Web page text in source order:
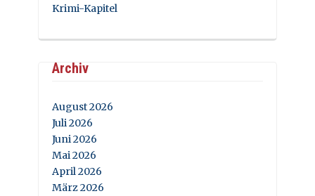
Krimi-Kapitel
Archiv
August 2026
Juli 2026
Juni 2026
Mai 2026
April 2026
März 2026